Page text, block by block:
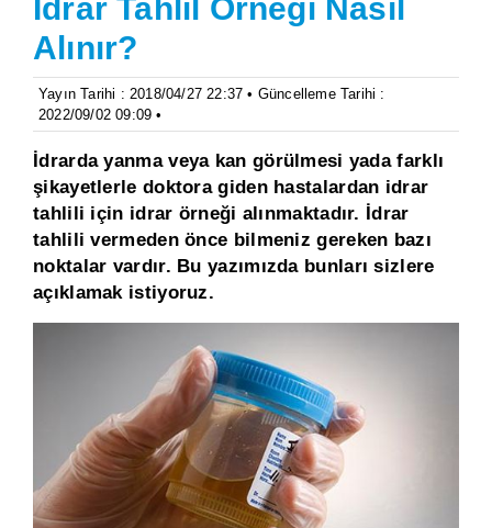
İdrar Tahlil Örneği Nasıl
Alınır?
Yayın Tarihi : 2018/04/27 22:37 • Güncelleme Tarihi :
2022/09/02 09:09 •
İdrarda yanma veya kan görülmesi yada farklı
şikayetlerle doktora giden hastalardan idrar
tahlili için idrar örneği alınmaktadır. İdrar
tahlili vermeden önce bilmeniz gereken bazı
noktalar vardır. Bu yazımızda bunları sizlere
açıklamak istiyoruz.